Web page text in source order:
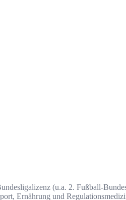
(u.a. 2. Fußball-
Ernährung und